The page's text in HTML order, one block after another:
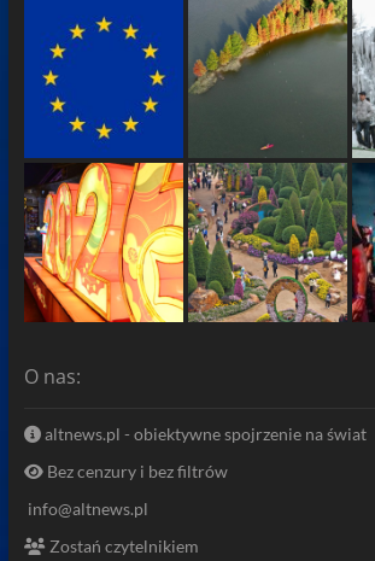
O nas:
altnews.pl - obiektywne spojrzenie na świat
Bez cenzury i bez filtrów
info@altnews.pl
Zostań czytelnikiem